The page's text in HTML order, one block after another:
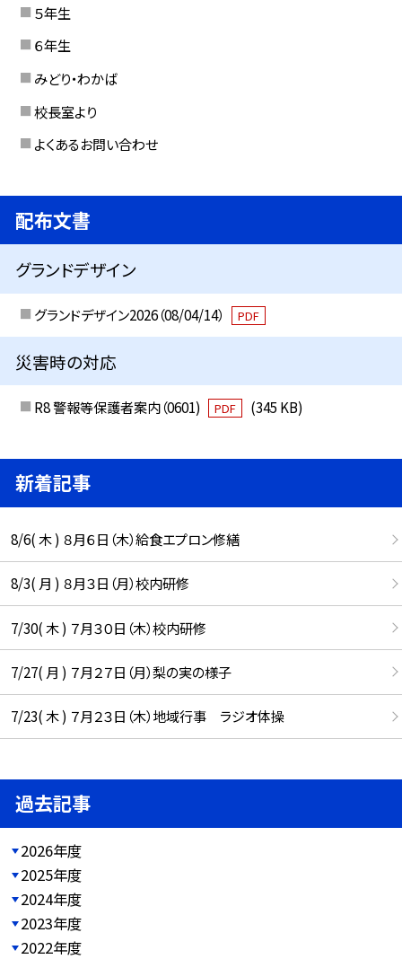
５年生
６年生
みどり・わかば
校長室より
よくあるお問い合わせ
配布文書
グランドデザイン
グランドデザイン2026（08/04/14） PDF
災害時の対応
R8 警報等保護者案内（0601) PDF (345 KB)
新着記事
8/6( 木 ) ８月６日（木）給食エプロン修繕
8/3( 月 ) ８月３日（月）校内研修
7/30( 木 ) ７月３０日（木）校内研修
7/27( 月 ) ７月２７日（月）梨の実の様子
7/23( 木 ) ７月２３日（木）地域行事 ラジオ体操
過去記事
2026年度
2025年度
2024年度
2023年度
2022年度